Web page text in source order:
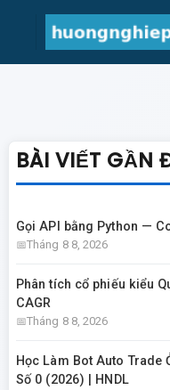
BÀI VIẾT GẦN
Gọi API bằng Python —
Tháng 8 8, 2026
Phân tích cổ phiếu kiểu
CAGR
Tháng 8 8, 2026
Học Làm Bot Auto Trade
Số 0 (2026) | HNDL